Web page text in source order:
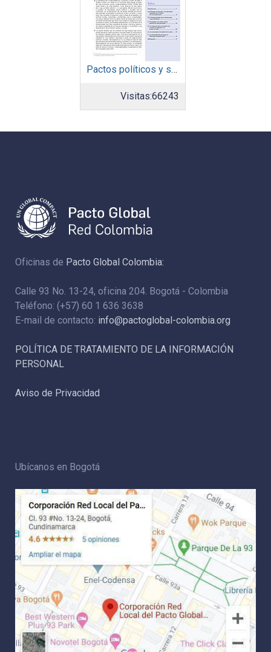
Pactos políticos y sociales para la igualdad y el desarrollo sostenible en América Latina y el Caribe en la recuperación pos COVID-19
Visitas:66243
Oficinas de Pacto Global Colombia:
Calle 93 No. 13-24, oficina 204. Bogotá - Colombia
Teléfono: (+57) 60 1 636 3638
E-mail de contacto: info@pactoglobal-colombia.org
POLÍTICA DE TRATAMIENTO DE LA INFORMACIÓN
PERSONAL
Aviso de Privacidad
Ubícanos en Bogotá